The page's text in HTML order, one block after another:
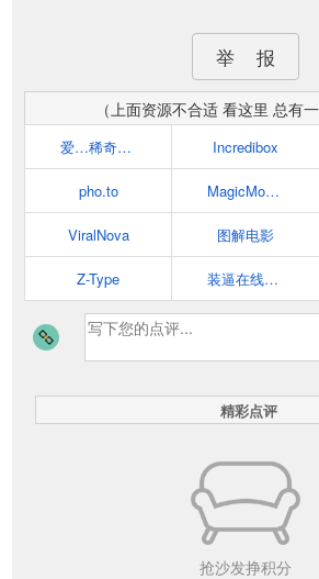
举 报
（上面资源不合适 看这里 总有
爱…稀奇~{新鲜:科技:创意:有趣} Incredibox
pho.to MagicMovieSorter
ViralNova 图解电影
Z-Type 装逼在线生成器
精彩点评
抢沙发挣积分